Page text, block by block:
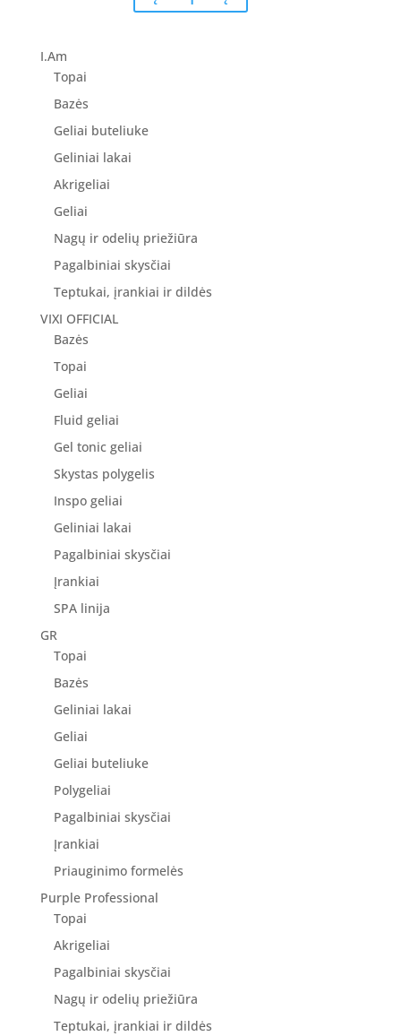
price
I.Am
Topai
Bazės
Geliai buteliuke
Geliniai lakai
Akrigeliai
Geliai
Nagų ir odelių priežiūra
Pagalbiniai skysčiai
Teptukai, įrankiai ir dildės
VIXI OFFICIAL
Bazės
Topai
Geliai
Fluid geliai
Gel tonic geliai
Skystas polygelis
Inspo geliai
Geliniai lakai
Pagalbiniai skysčiai
Įrankiai
SPA linija
GR
Topai
Bazės
Geliniai lakai
Geliai
Geliai buteliuke
Polygeliai
Pagalbiniai skysčiai
Įrankiai
Priauginimo formelės
Purple Professional
Topai
Akrigeliai
Pagalbiniai skysčiai
Nagų ir odelių priežiūra
Teptukai, įrankiai ir dildės